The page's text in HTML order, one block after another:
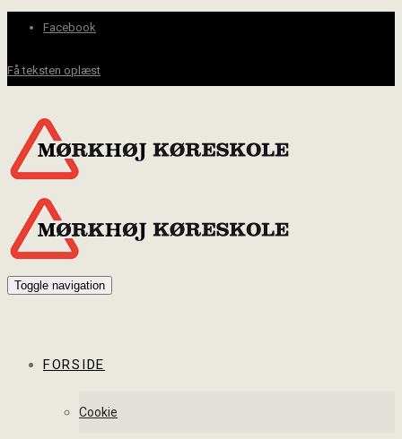
Facebook
Få teksten oplæst
Toggle navigation
FORSIDE
Cookie